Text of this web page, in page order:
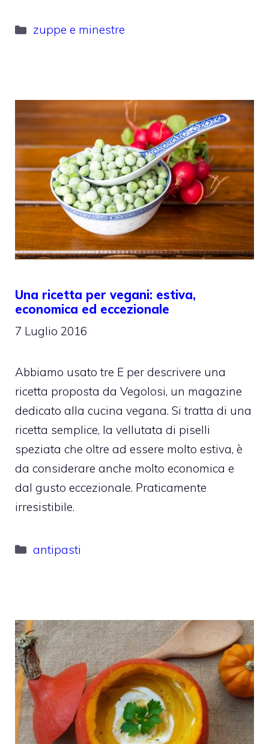
Categorie
zuppe e minestre
Una ricetta per vegani: estiva,
economica ed eccezionale
7 Luglio 2016
Abbiamo usato tre E per descrivere una
ricetta proposta da Vegolosi, un magazine
dedicato alla cucina vegana. Si tratta di una
ricetta semplice, la vellutata di piselli
speziata che oltre ad essere molto estiva, è
da considerare anche molto economica e
dal gusto eccezionale. Praticamente
irresistibile.
Categorie
antipasti